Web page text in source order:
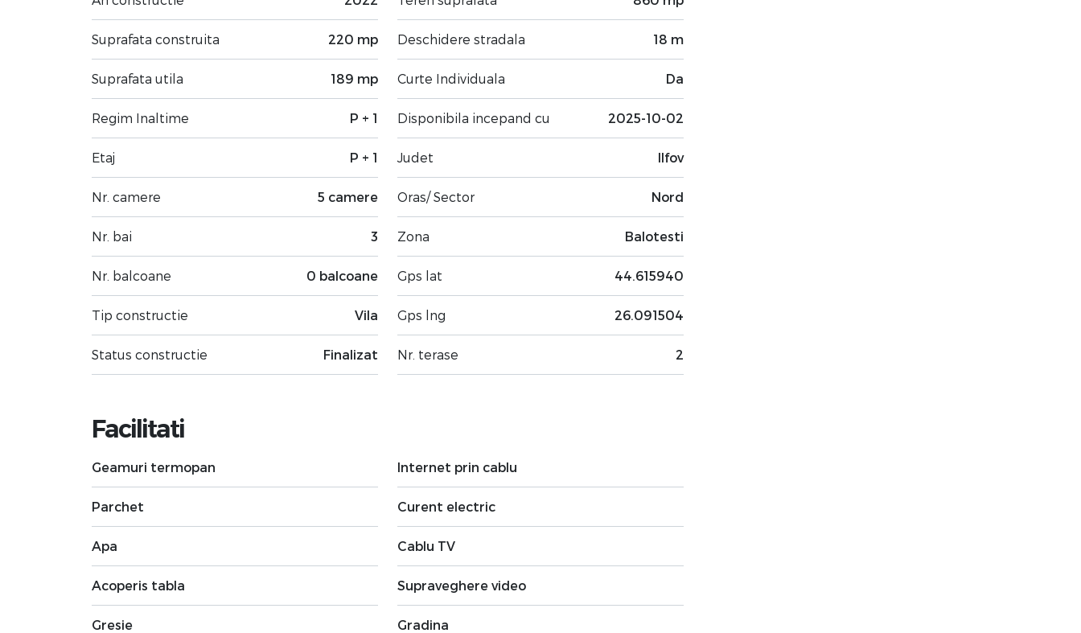
Suprafata construita 220 mp
Suprafata utila 189 mp
Regim Inaltime P + 1
Etaj P + 1
Nr. camere 5 camere
Nr. bai 3
Nr. balcoane 0 balcoane
Tip constructie Vila
Status constructie Finalizat
Deschidere stradala 18 m
Curte Individuala Da
Disponibila incepand cu 2025-10-02
Judet Ilfov
Oras/ Sector Nord
Zona Balotesti
Gps lat 44.615940
Gps lng 26.091504
Nr. terase 2
Facilitati
Geamuri termopan
Parchet
Apa
Acoperis tabla
Gresie
Internet prin cablu
Curent electric
Cablu TV
Supraveghere video
Gradina